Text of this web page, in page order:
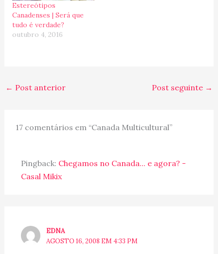
Estereótipos
Canadenses | Será que
tudo é verdade?
outubro 4, 2016
← Post anterior Post seguinte →
17 comentários em “Canada Multicultural”
Pingback: Chegamos no Canada... e agora? -
Casal Mikix
EDNA
AGOSTO 16, 2008 EM 4:33 PM